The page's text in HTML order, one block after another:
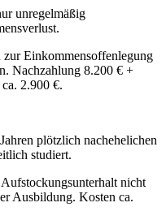
unregelmäßig
Einkommensoffenlegung
Nachzahlung 8.200 € +
2.900 €.
plötzlich nachehelichen
studiert.
nicht
Ausbildung. Kosten ca.